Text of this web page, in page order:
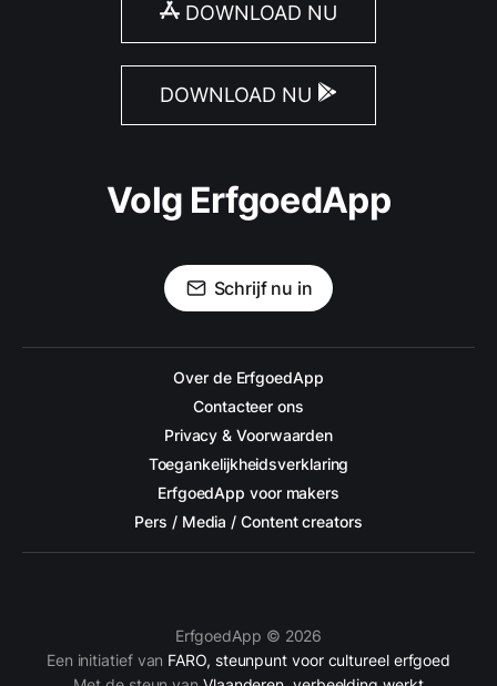
DOWNLOAD NU
DOWNLOAD NU
Volg ErfgoedApp
Schrijf nu in
Over de ErfgoedApp
Contacteer ons
Privacy & Voorwaarden
Toegankelijkheidsverklaring
ErfgoedApp voor makers
Pers / Media / Content creators
ErfgoedApp © 2026
Een initiatief van FARO, steunpunt voor cultureel erfgoed